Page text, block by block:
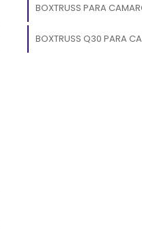
BOXTRUSS PARA
BOXTRUSS Q30 PARA